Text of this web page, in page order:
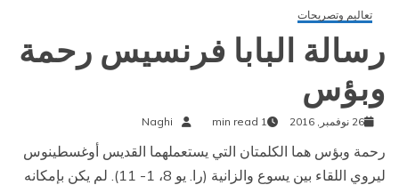
تعاليم وتصريحات
رسالة البابا فرنسيس رحمة
وبؤس
26 نوفمبر, 2016 1 min read
Naghi
رحمة وبؤس هما الكلمتان التي يستعملهما القديس أوغسطينوس
ليروي اللقاء بين يسوع والزانية (را. يو 8، 1- 11). لم يكن بإمكانه